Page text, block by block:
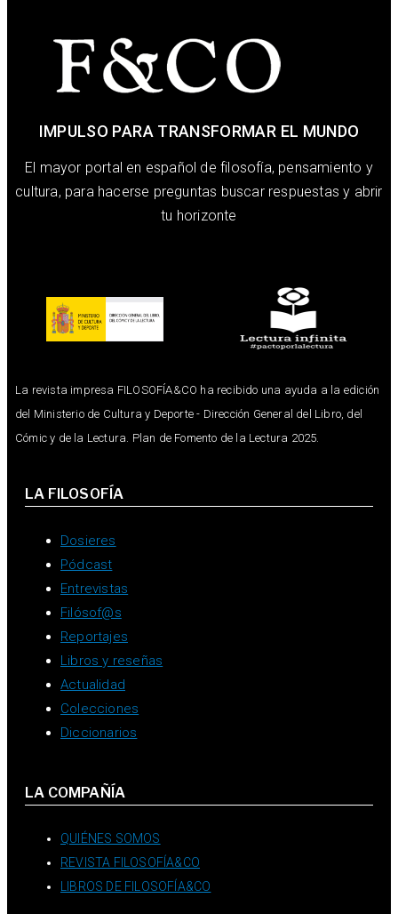
IMPULSO PARA TRANSFORMAR EL MUNDO
El mayor portal en español de filosofía, pensamiento y
cultura, para hacerse preguntas buscar respuestas y abrir
tu horizonte
La revista impresa FILOSOFÍA&CO ha recibido una ayuda a la edición
del Ministerio de Cultura y Deporte - Dirección General del Libro, del
Cómic y de la Lectura. Plan de Fomento de la Lectura 2025.
LA FILOSOFÍA
Dosieres
Pódcast
Entrevistas
Filósof@s
Reportajes
Libros y reseñas
Actualidad
Colecciones
Diccionarios
LA COMPAÑÍA
QUIÉNES SOMOS
REVISTA FILOSOFÍA&CO
LIBROS DE FILOSOFÍA&CO